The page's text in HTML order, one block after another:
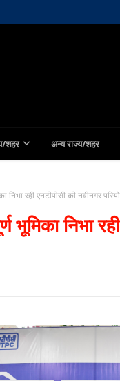
शहर अन्य राज्य/शहर
निभा रही एनटीपीसी की नवीनगर
भूमिका निभा